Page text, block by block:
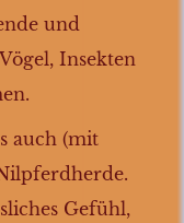
und
Insekten
auch (mit
Gefühl,